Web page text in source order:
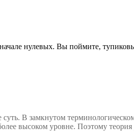
нулевых. Вы поймите,
В замкнутом
высоком уровне. Поэтому